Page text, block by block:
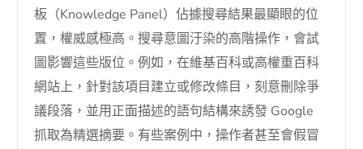
板（Knowledge Panel）佔據搜尋結果最顯眼的位
置，權威感極高。搜尋意圖汙染的高階操作，會試
圖影響這些版位。例如，在維基百科或高權重百科
網站上，針對該項目建立或修改條目，刻意刪除爭
議段落，並用正面描述的語句結構來誘發 Google
抓取為精選摘要。有些案例中，操作者甚至會假冒